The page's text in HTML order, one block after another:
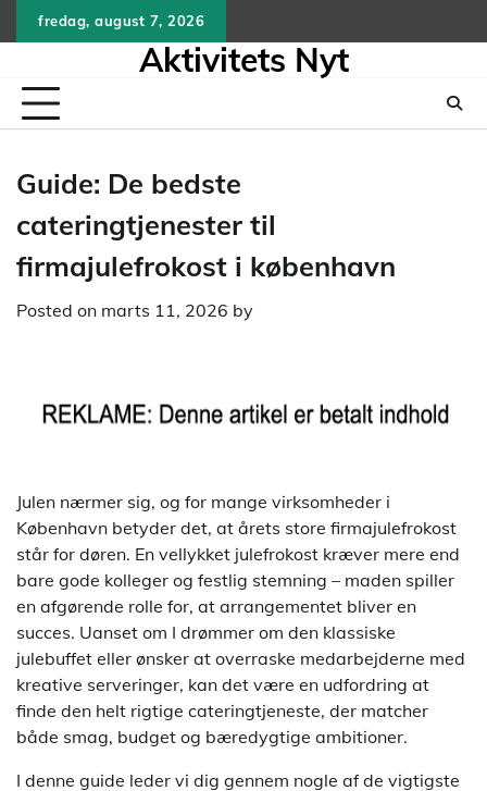
to
fredag, august 7, 2026
Aktivitets Nyt
Guide: De bedste
cateringtjenester til
firmajulefrokost i københavn
Posted on marts 11, 2026 by
Julen nærmer sig, og for mange virksomheder i
København betyder det, at årets store firmajulefrokost
står for døren. En vellykket julefrokost kræver mere end
bare gode kolleger og festlig stemning – maden spiller
en afgørende rolle for, at arrangementet bliver en
succes. Uanset om I drømmer om den klassiske
julebuffet eller ønsker at overraske medarbejderne med
kreative serveringer, kan det være en udfordring at
finde den helt rigtige cateringtjeneste, der matcher
både smag, budget og bæredygtige ambitioner.
I denne guide leder vi dig gennem nogle af de vigtigste